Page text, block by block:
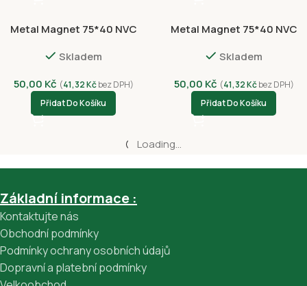
Metal Magnet 75*40 NVC
Skladem
50,00 Kč (41,32Kčbez DPH)
Přidat Do Košíku
Metal Magnet 75*40 NVC
Skladem
50,00 Kč (41,32Kčbez DPH)
Přidat Do Košíku
Metal Magnet CQ001
Skladem